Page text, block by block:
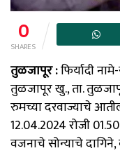
0
SHARES
तुळजापूर :फिर्यादी
तुळजापूर खु., ता.
रुमच्या दरवाज्याचे
12.04.2024 रोजी
वजनाचे सोन्याचे